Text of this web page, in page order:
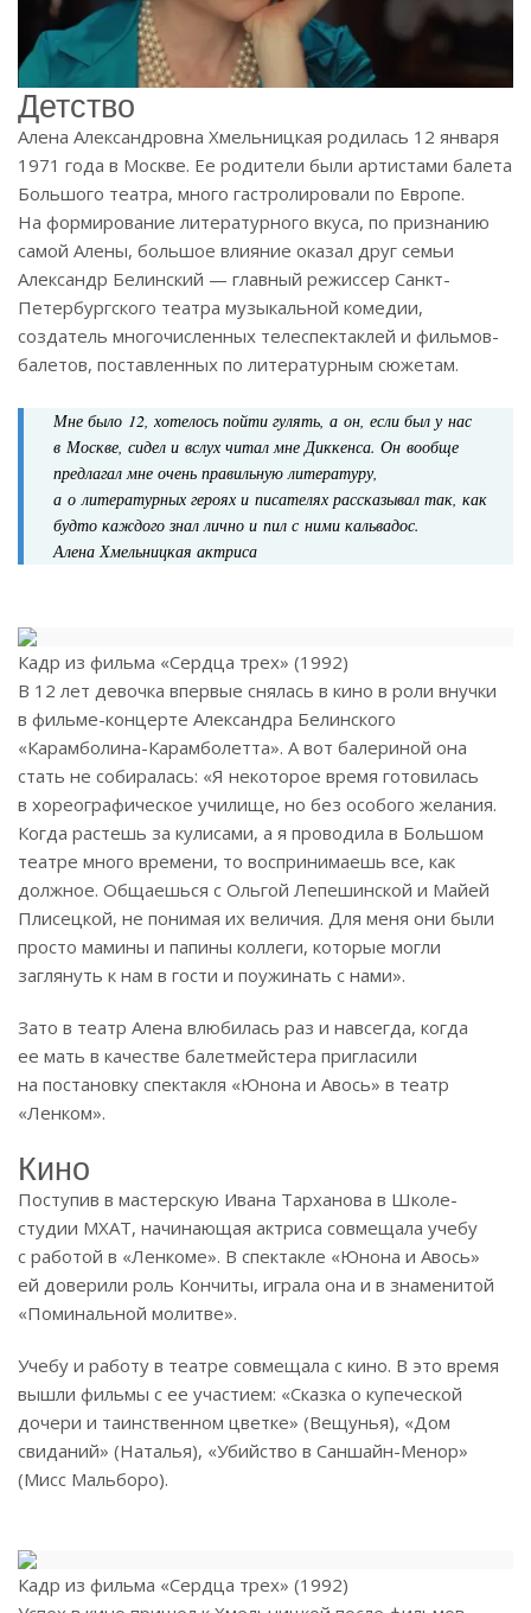
Детство
Алена Александровна Хмельницкая родилась 12 января
1971 года в Москве. Ее родители были артистами балета
Большого театра, много гастролировали по Европе.
На формирование литературного вкуса, по признанию
самой Алены, большое влияние оказал друг семьи
Александр Белинский — главный режиссер Санкт-
Петербургского театра музыкальной комедии,
создатель многочисленных телеспектаклей и фильмов-
балетов, поставленных по литературным сюжетам.
Мне было 12, хотелось пойти гулять, а он, если был у нас
в Москве, сидел и вслух читал мне Диккенса. Он вообще
предлагал мне очень правильную литературу,
а о литературных героях и писателях рассказывал так, как
будто каждого знал лично и пил с ними кальвадос.
Алена Хмельницкая актриса
Кадр из фильма «Сердца трех» (1992)
В 12 лет девочка впервые снялась в кино в роли внучки
в фильме-концерте Александра Белинского
«Карамболина-Карамболетта». А вот балериной она
стать не собиралась: «Я некоторое время готовилась
в хореографическое училище, но без особого желания.
Когда растешь за кулисами, а я проводила в Большом
театре много времени, то воспринимаешь все, как
должное. Общаешься с Ольгой Лепешинской и Майей
Плисецкой, не понимая их величия. Для меня они были
просто мамины и папины коллеги, которые могли
заглянуть к нам в гости и поужинать с нами».
Зато в театр Алена влюбилась раз и навсегда, когда
ее мать в качестве балетмейстера пригласили
на постановку спектакля «Юнона и Авось» в театр
«Ленком».
Кино
Поступив в мастерскую Ивана Тарханова в Школе-
студии МХАТ, начинающая актриса совмещала учебу
с работой в «Ленкоме». В спектакле «Юнона и Авось»
ей доверили роль Кончиты, играла она и в знаменитой
«Поминальной молитве».
Учебу и работу в театре совмещала с кино. В это время
вышли фильмы с ее участием: «Сказка о купеческой
дочери и таинственном цветке» (Вещунья), «Дом
свиданий» (Наталья), «Убийство в Саншайн-Менор»
(Мисс Мальборо).
Кадр из фильма «Сердца трех» (1992)